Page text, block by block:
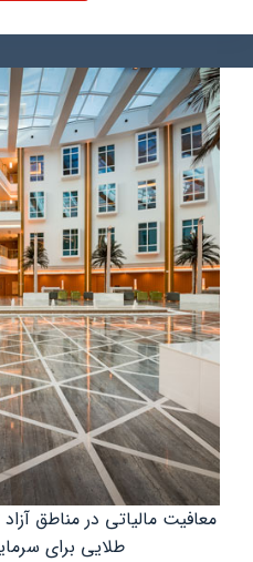
عمان
معافیت مالیاتی در مناطق
طلایی برای